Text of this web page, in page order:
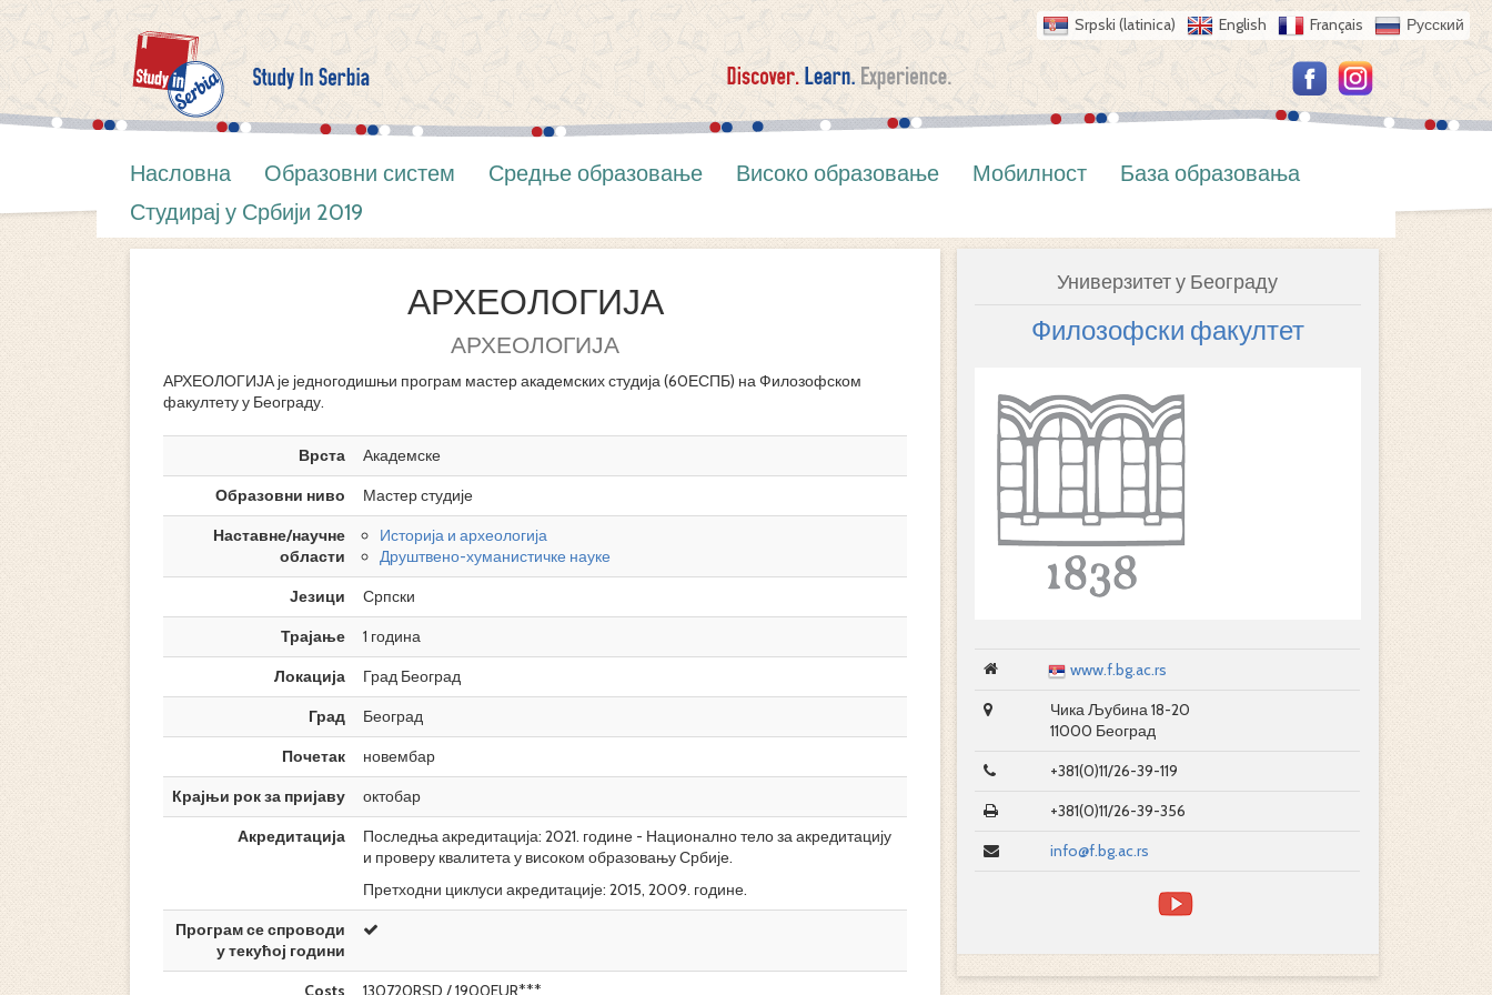
Srpski (latinica) English Français Русский
Насловна Образовни систем Средње образовање Високо образовање Мобилност
База образовања
Студирај у Србији 2019
АРХЕОЛОГИЈА
АРХЕОЛОГИЈА
АРХЕОЛОГИЈА је једногодишњи програм мастер академских студија (60ЕСПБ) на Филозофском
факултету у Београду.
Врста
Академске
Образовни ниво
Мастер студије
Наставне/научне
области
Историја и археологија
Друштвено-хуманистичке науке
Језици
Српски
Трајање
1 година
Локација
Град Београд
Град
Београд
Почетак
новембар
Крајњи рок за пријаву
октобар
Акредитација
Последња акредитација: 2021. године - Национално тело за акредитацију
и проверу квалитета у високом образовању Србије.
Претходни циклуси акредитације: 2015, 2009. године.
Програм се спроводи
у текућој години
Costs
130720RSD / 1900EUR***
Универзитет у Београду
Филозофски факултет
www.f.bg.ac.rs
Чика Љубина 18-20
11000 Београд
+381(0)11/26-39-119
+381(0)11/26-39-356
info@f.bg.ac.rs